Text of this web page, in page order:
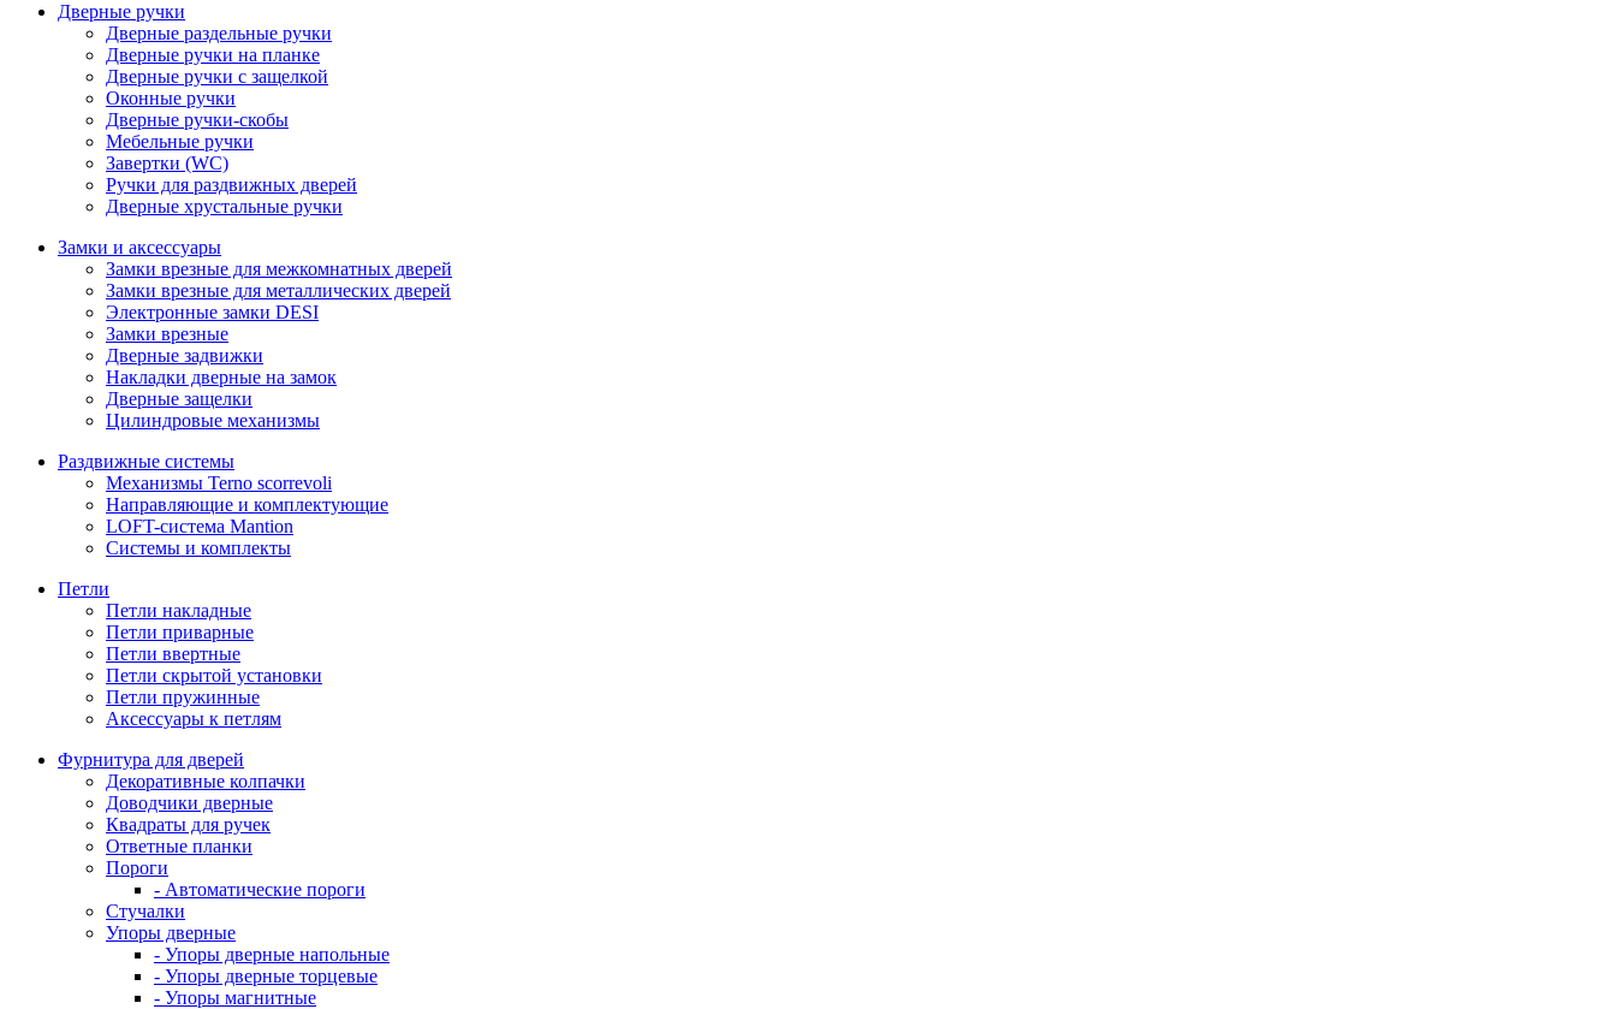
Дверные ручки
Дверные раздельные ручки
Дверные ручки на планке
Дверные ручки с защелкой
Оконные ручки
Дверные ручки-скобы
Мебельные ручки
Завертки (WC)
Ручки для раздвижных дверей
Дверные хрустальные ручки
Замки и аксессуары
Замки врезные для межкомнатных дверей
Замки врезные для металлических дверей
Электронные замки DESI
Замки врезные
Дверные задвижки
Накладки дверные на замок
Дверные защелки
Цилиндровые механизмы
Раздвижные системы
Механизмы Terno scorrevoli
Направляющие и комплектующие
LOFT-cистема Mantion
Системы и комплекты
Петли
Петли накладные
Петли приварные
Петли ввертные
Петли скрытой установки
Петли пружинные
Аксессуары к петлям
Фурнитура для дверей
Декоративные колпачки
Доводчики дверные
Квадраты для ручек
Ответные планки
Пороги
- Автоматические пороги
Стучалки
Упоры дверные
- Упоры дверные напольные
- Упоры дверные торцевые
- Упоры магнитные